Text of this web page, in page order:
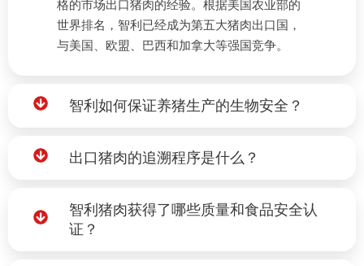
格的市场出口猪肉的经验。根据美国农业部的
世界排名，智利已经成为第五大猪肉出口国，
与美国、欧盟、巴西和加拿大等强国竞争。
智利如何保证养猪生产的生物安全？
出口猪肉的追溯程序是什么？
智利猪肉获得了哪些质量和食品安全认
证？